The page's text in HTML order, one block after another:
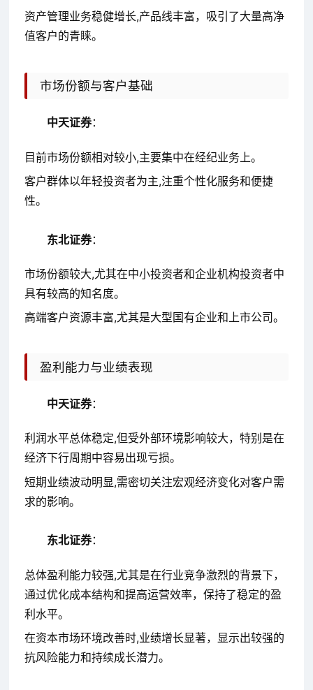
资产管理业务稳健增长,产品线丰富，吸引了大量高净
值客户的青睐。
市场份额与客户基础
中天证券：
目前市场份额相对较小,主要集中在经纪业务上。
客户群体以年轻投资者为主,注重个性化服务和便捷
性。
东北证券：
市场份额较大,尤其在中小投资者和企业机构投资者中
具有较高的知名度。
高端客户资源丰富,尤其是大型国有企业和上市公司。
盈利能力与业绩表现
中天证券：
利润水平总体稳定,但受外部环境影响较大，特别是在
经济下行周期中容易出现亏损。
短期业绩波动明显,需密切关注宏观经济变化对客户需
求的影响。
东北证券：
总体盈利能力较强,尤其是在行业竞争激烈的背景下，
通过优化成本结构和提高运营效率，保持了稳定的盈
利水平。
在资本市场环境改善时,业绩增长显著，显示出较强的
抗风险能力和持续成长潜力。